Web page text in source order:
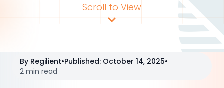
Scroll to View
By Regilient•Published: October 14, 2025•
2 min read